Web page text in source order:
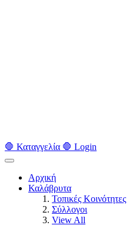
🛑 Καταγγελία 🛑 Login
Αρχική
Καλάβρυτα
Τοπικές Κοινότητες
Σύλλογοι
View All